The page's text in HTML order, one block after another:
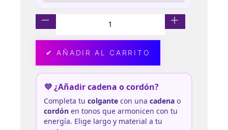
✔ AÑADIR AL CARRITO
💜 ¿Añadir cadena o cordón?
Completa tu colgantecon una cadenao
cordónen tonos que armonicen con tu
energía. Elige largo y material a tu